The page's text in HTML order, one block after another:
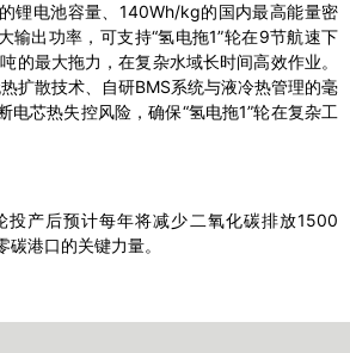
锂电池容量、140Wh/kg的国内最高能量密
输出功率，可支持“氢电拖1”轮在9节航速下
的最大拖力，在复杂水域长时间高效作业。
扩散技术、自研BMS系统与液冷热管理的毫
电芯热失控风险，确保“氢电拖1”轮在复杂工
投产后预计每年将减少二氧化碳排放1500
港口的关键力量。